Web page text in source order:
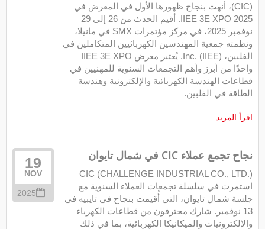
(CIC)، أنهت بنجاح ظهورها الأول في المعرض في
IIEE 3E XPO 2025. أقيم الحدث من 26 إلى 29
نوفمبر 2025، في مركز مؤتمرات SMX في مانيلا،
ونظمته جمعية المهندسين الكهربائيين المتكاملين في
الفلبين، Inc. (IIEE). يُعتبر معرض IIEE 3E XPO
واحدًا من أبرز وأهم التجمعات السنوية للمهنيين في
قطاعات الهندسة الكهربائية والإلكترونية وهندسة
الطاقة في الفلبين.
اقرأ المزيد
19
NOV
2025
نجاح تجمع عملاء CIC في شمال تايوان
CIC (CHALLENGE INDUSTRIAL CO., LTD.)
استمرت في سلسلة تجمعات العملاء السنوية مع
جلسة شمال تايوان، التي أُقيمت بنجاح في تايبيه في
13 نوفمبر. شارك محترفون من قطاعات الكهرباء
والإلكترونيات والميكانيكا الكهربائية، بما في ذلك